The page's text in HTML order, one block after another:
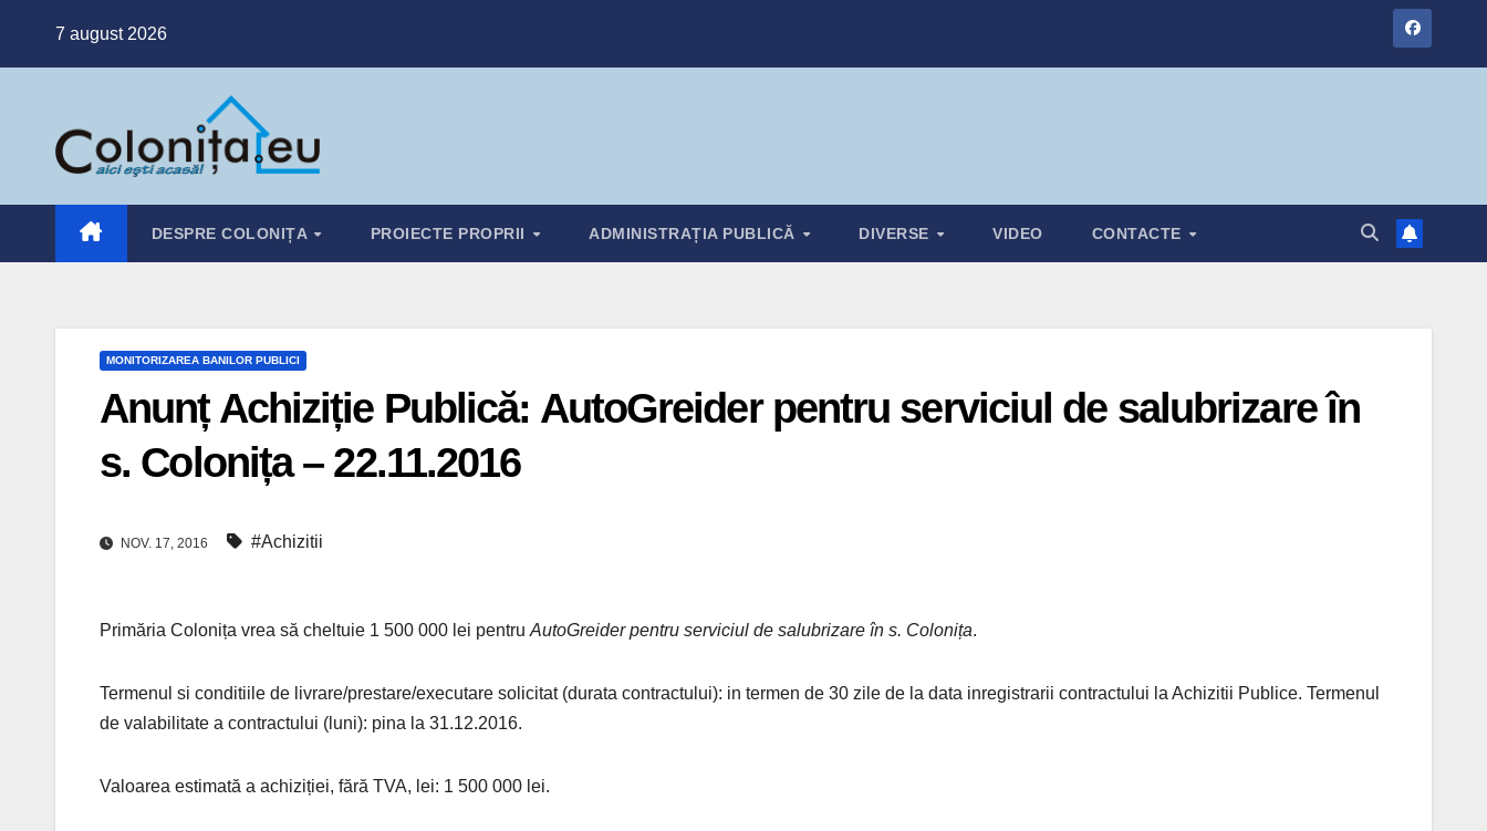
7 august 2026
DESPRE COLONIȚA PROIECTE PROPRII ADMINISTRAȚIA PUBLICĂ DIVERSE VIDEO CONTACTE
MONITORIZAREA BANILOR PUBLICI
Anunț Achiziție Publică: AutoGreider pentru serviciul de salubrizare în
s. Colonița – 22.11.2016
NOV. 17, 2016 #Achizitii
Primăria Colonița vrea să cheltuie 1 500 000 lei pentru AutoGreider pentru serviciul de salubrizare în s. Colonița.
Termenul si conditiile de livrare/prestare/executare solicitat (durata contractului): in termen de 30 zile de la data inregistrarii contractului la Achizitii Publice. Termenul
de valabilitate a contractului (luni): pina la 31.12.2016.
Valoarea estimată a achiziției, fără TVA, lei: 1 500 000 lei.